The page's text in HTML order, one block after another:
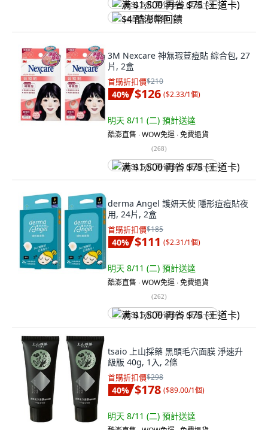
满 $1,500 再省 $75 (王道卡)
$4 酷澎幣回饋
3M Nexcare 神無瑕荳痘貼 綜合包, 27
片, 2盒
首購折扣價$210
40% $126 ($2.33/1個)
明天 8/11 (二) 預計送達
酷澎直售 ∙ WOW免運 ∙ 免費退貨
(268)
满 $1,500 再省 $75 (王道卡)
derma Angel 護妍天使 隱形痘痘貼夜
用, 24片, 2盒
首購折扣價$185
40% $111 ($2.31/1個)
明天 8/11 (二) 預計送達
酷澎直售 ∙ WOW免運 ∙ 免費退貨
(262)
满 $1,500 再省 $75 (王道卡)
tsaio 上山採藥 黑頭毛穴面膜 淨速升
級版 40g, 1入, 2條
首購折扣價$298
40% $178 ($89.00/1個)
明天 8/11 (二) 預計送達